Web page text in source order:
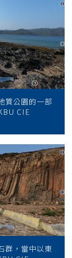
質公園的一部
CIE
群，當中以東